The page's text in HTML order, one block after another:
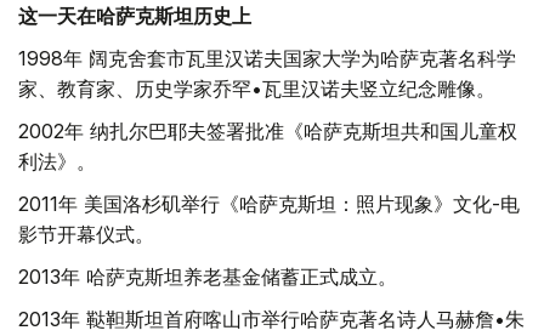
这一天在哈萨克斯坦历史上
1998年 阔克舍套市瓦里汉诺夫国家大学为哈萨克著名科学
家、教育家、历史学家乔罕•瓦里汉诺夫竖立纪念雕像。
2002年 纳扎尔巴耶夫签署批准《哈萨克斯坦共和国儿童权
利法》。
2011年 美国洛杉矶举行《哈萨克斯坦：照片现象》文化-电
影节开幕仪式。
2013年 哈萨克斯坦养老基金储蓄正式成立。
2013年 鞑靼斯坦首府喀山市举行哈萨克著名诗人马赫詹•朱